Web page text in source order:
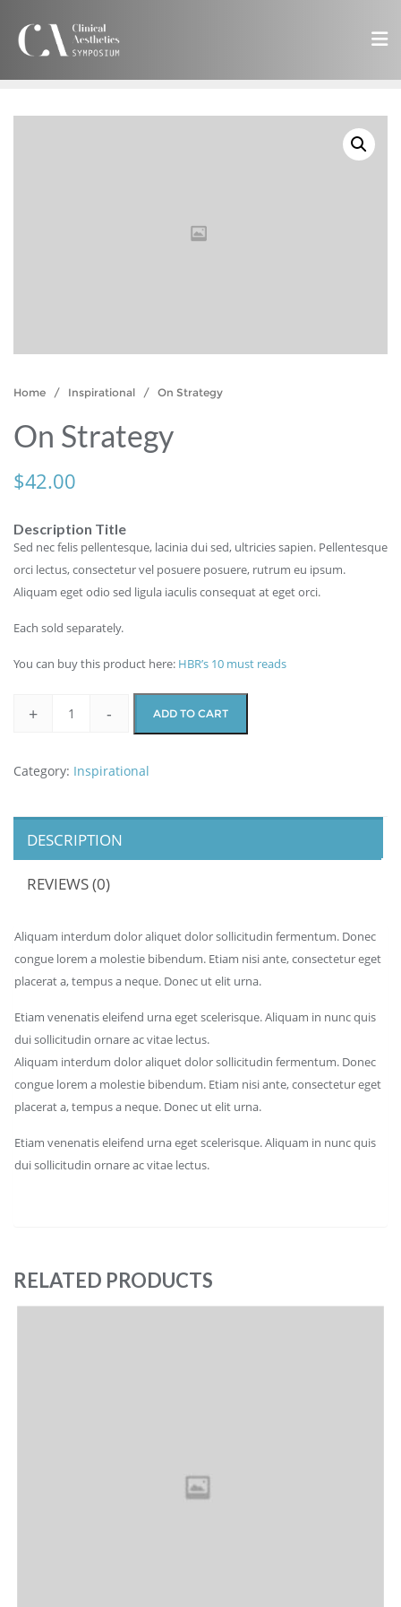
Home / Inspirational / On Strategy
On Strategy
$42.00
Description Title
Sed nec felis pellentesque, lacinia dui sed, ultricies sapien. Pellentesque
orci lectus, consectetur vel posuere posuere, rutrum eu ipsum.
Aliquam eget odio sed ligula iaculis consequat at eget orci.
Each sold separately.
You can buy this product here: HBR’s 10 must reads
+ - ADD TO CART
Category: Inspirational
DESCRIPTION
REVIEWS (0)
Aliquam interdum dolor aliquet dolor sollicitudin fermentum. Donec
congue lorem a molestie bibendum. Etiam nisi ante, consectetur eget
placerat a, tempus a neque. Donec ut elit urna.
Etiam venenatis eleifend urna eget scelerisque. Aliquam in nunc quis
dui sollicitudin ornare ac vitae lectus.
Aliquam interdum dolor aliquet dolor sollicitudin fermentum. Donec
congue lorem a molestie bibendum. Etiam nisi ante, consectetur eget
placerat a, tempus a neque. Donec ut elit urna.
Etiam venenatis eleifend urna eget scelerisque. Aliquam in nunc quis
dui sollicitudin ornare ac vitae lectus.
RELATED PRODUCTS